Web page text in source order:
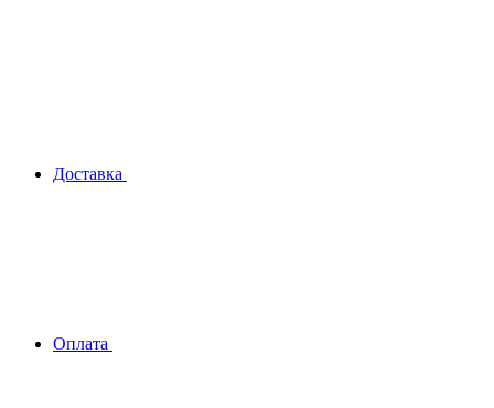
Доставка
Оплата